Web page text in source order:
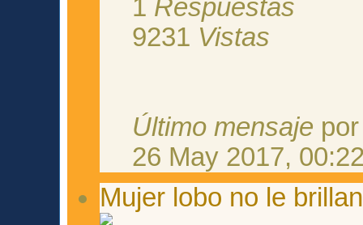
1 Respuestas
9231 Vistas
Último mensaje
26 May 2017,
Mujer lobo no le